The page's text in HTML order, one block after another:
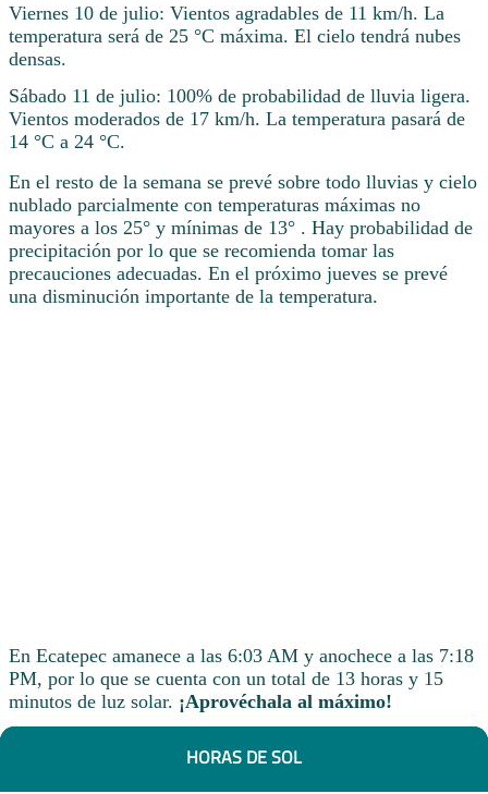
Viernes 10 de julio: Vientos agradables de 11 km/h. La
temperatura será de 25 °C máxima. El cielo tendrá nubes
densas.
Sábado 11 de julio: 100% de probabilidad de lluvia ligera.
Vientos moderados de 17 km/h. La temperatura pasará de
14 °C a 24 °C.
En el resto de la semana se prevé sobre todo lluvias y cielo
nublado parcialmente con temperaturas máximas no
mayores a los 25° y mínimas de 13° . Hay probabilidad de
precipitación por lo que se recomienda tomar las
precauciones adecuadas. En el próximo jueves se prevé
una disminución importante de la temperatura.
En Ecatepec amanece a las 6:03 AM y anochece a las 7:18
PM, por lo que se cuenta con un total de 13 horas y 15
minutos de luz solar. ¡Aprovéchala al máximo!
HORAS DE SOL